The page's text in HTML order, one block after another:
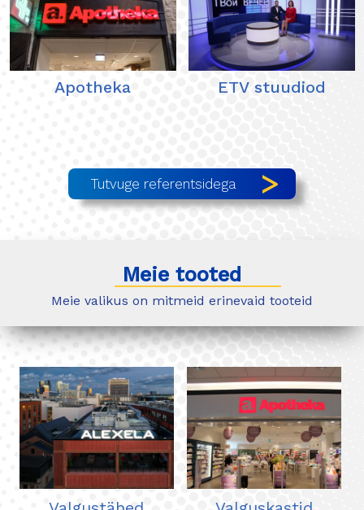
Apotheka ETV stuudiod
Tutvuge referentsidega
Meie tooted
Meie valikus on mitmeid erinevaid tooteid